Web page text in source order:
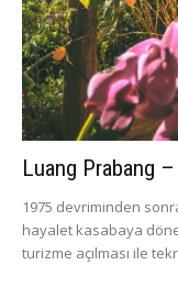
Luang Prabang
1975 devriminden
hayalet kasabaya
turizme açılması ile